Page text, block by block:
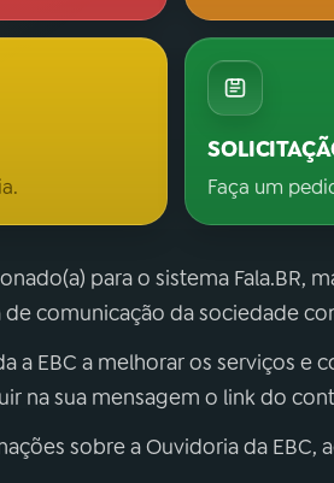
Faça um
para o sistema Fala.BR,
comunicação da sociedade
a EBC a melhorar os serviços
na sua mensagem o link do
sobre a Ouvidoria da EBC,